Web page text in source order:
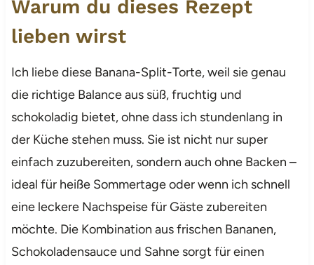
Warum du dieses Rezept
lieben wirst
Ich liebe diese Banana-Split-Torte, weil sie genau
die richtige Balance aus süß, fruchtig und
schokoladig bietet, ohne dass ich stundenlang in
der Küche stehen muss. Sie ist nicht nur super
einfach zuzubereiten, sondern auch ohne Backen –
ideal für heiße Sommertage oder wenn ich schnell
eine leckere Nachspeise für Gäste zubereiten
möchte. Die Kombination aus frischen Bananen,
Schokoladensauce und Sahne sorgt für einen